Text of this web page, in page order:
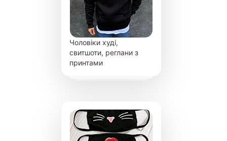
Чоловіки худі,
свитшоти, реглани з
принтами